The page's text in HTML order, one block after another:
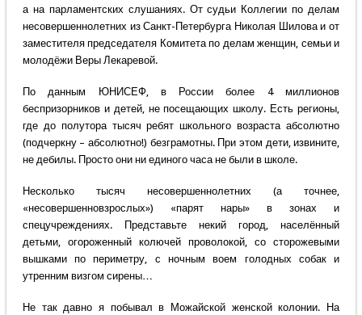
а на парламентских слушаниях. От судьи Коллегии по делам
несовершеннолетних из Санкт-Петербурга Николая Шилова и от
заместителя председателя Комитета по делам женщин, семьи и
молодёжи Веры Лекаревой.
По данным ЮНИСЕФ, в России более 4 миллионов
беспризорников и детей, не посещающих школу. Есть регионы,
где до полутора тысяч ребят школьного возраста абсолютно
(подчеркну – абсолютно!) безграмотны. При этом дети, извините,
не дебилы. Просто они ни единого часа не были в школе.
Несколько тысяч несовершеннолетних (а точнее,
«несовершенновзрослых») «парят нары» в зонах и
спецучреждениях. Представьте некий город, населённый
детьми, огороженный колючей проволокой, со сторожевыми
вышками по периметру, с ночным воем голод­ных собак и
утренним визгом сирены…
Не так давно я побывал в Можайской женской колонии. На